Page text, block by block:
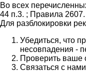
Во всех
44 п.3. ; Правила 2607.
Для разблокировки
Убедиться, что
несовпадения -
Проверить ваше
Связаться с